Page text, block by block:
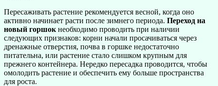
Пересаживать растение рекомендуется весной, когда оно
активно начинает расти после зимнего периода. Переход на
новый горшок необходимо проводить при наличии
следующих признаков: корни начали просачиваться через
дренажные отверстия, почва в горшке недостаточно
питательна, или растение стало слишком крупным для
прежнего контейнера. Нередко пересадка проводится, чтобы
омолодить растение и обеспечить ему больше пространства
для роста.